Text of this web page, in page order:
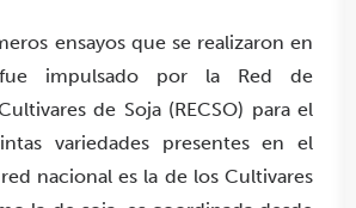
ensayos que se realizaron en
impulsado por la Red de
de Soja (RECSO) para el
variedades presentes en el
nacional es la de los Cultivares